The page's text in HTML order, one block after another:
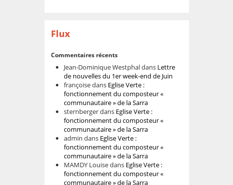
Flux
Commentaires récents
Jean-Dominique Westphaldans Lettre
de nouvelles du 1er week-end de Juin
françoisedans Eglise Verte :
fonctionnement du composteur «
communautaire » de la Sarra
sternbergerdans Eglise Verte :
fonctionnement du composteur «
communautaire » de la Sarra
admin dans Eglise Verte :
fonctionnement du composteur «
communautaire » de la Sarra
MAMDY Louisedans Eglise Verte :
fonctionnement du composteur «
communautaire » de la Sarra